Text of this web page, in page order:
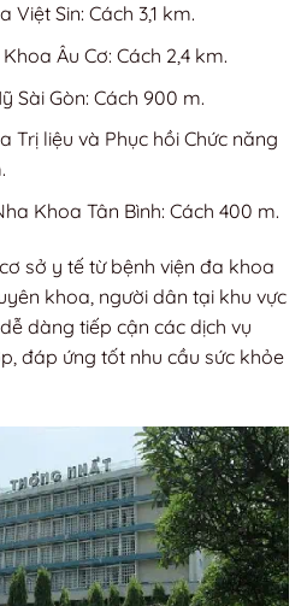
Sin: Cách 3,1 km.
Âu Cơ: Cách 2,4 km.
Sài Gòn: Cách 900 m.
Trị liệu và Phục hồi Chức năng
Khoa Tân Bình: Cách 400 m.
sở y tế từ bệnh viện đa khoa
khoa, người dân tại khu vực
dàng tiếp cận các dịch vụ
đáp ứng tốt nhu cầu sức khỏe